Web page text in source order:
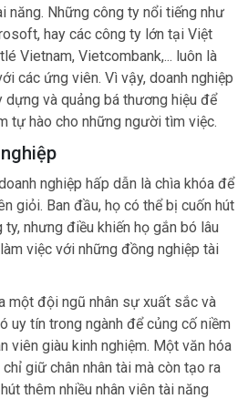
năng. Những công ty nổi tiếng như
hay các công ty lớn tại Việt
Vietnam, Vietcombank,... luôn là
các ứng viên. Vì vậy, doanh nghiệp
và quảng bá thương hiệu để
tự hào cho những người tìm việc.
nghiệp hấp dẫn là chìa khóa để
giỏi. Ban đầu, họ có thể bị cuốn hút
nhưng điều khiến họ gắn bó lâu
việc với những đồng nghiệp tài
một đội ngũ nhân sự xuất sắc và
uy tín trong ngành để củng cố niềm
viên giàu kinh nghiệm. Một văn hóa
giữ chân nhân tài mà còn tạo ra
thêm nhiều nhân viên tài năng